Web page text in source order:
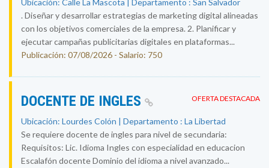
Ubicación: Calle La Mascota | Departamento : San Salvador
. Diseñar y desarrollar estrategias de marketing digital alineadas
con los objetivos comerciales de la empresa. 2. Planificar y
ejecutar campañas publicitarias digitales en plataformas...
Publicación: 07/08/2026 - Salario: 750
OFERTA DESTACADA
DOCENTE DE INGLES
Ubicación: Lourdes Colón | Departamento : La Libertad
Se requiere docente de ingles para nivel de secundaria:
Requisitos: Lic. Idioma Ingles con especialidad en educacion
Escalafón docente Dominio del idioma a nivel avanzado...